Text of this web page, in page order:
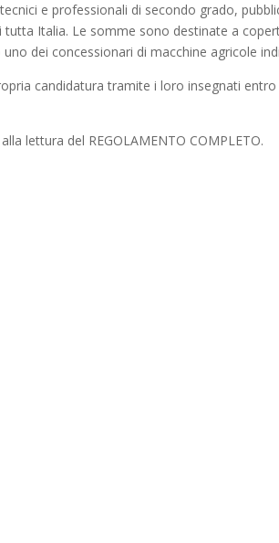
e professionali di secondo grado,
Italia. Le somme sono destinate a
dei concessionari di macchine agricole
candidatura tramite i loro insegnati
lettura del REGOLAMENTO COMPLETO.